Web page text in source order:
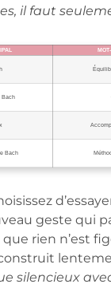
il faut
Bach
Bach
geste qui
rien n’est
silencieux